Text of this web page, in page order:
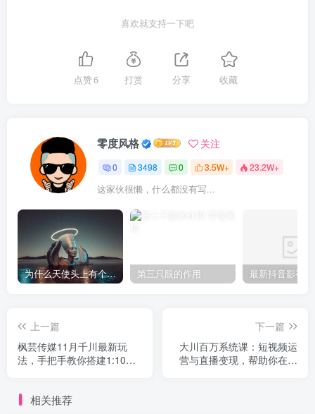
喜欢就支持一下吧
点赞6 打赏 分享 收藏
零度风格 关注
0 3498 0 3.5W+ 23.2W+
这家伙很懒，什么都没有写...
为什么天使头上有个圈？ 第三只眼的作用
上一篇
枫芸传媒11月千川最新玩
法，手把手教你搭建1:10的
下一篇
大川百万系统课：短视频运
营与直播变现，帮助你在抖
相关推荐